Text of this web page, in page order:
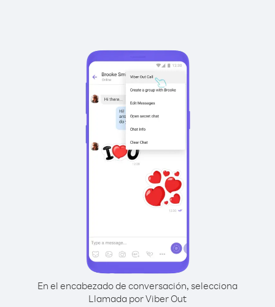
En el encabezado de conversación, selecciona
Llamada por Viber Out